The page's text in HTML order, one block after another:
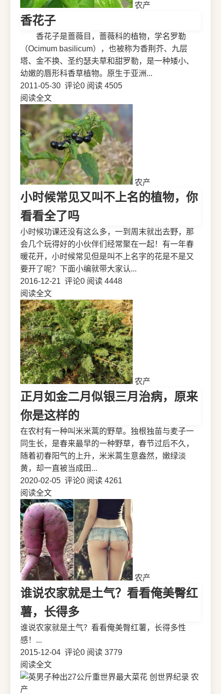
农产
香花子
香花子是蔷薇目，蔷薇科的植物，学名罗勒
（Ocimum basilicum），也被称为香荆芥、九层
塔、金不换、圣约瑟夫草和甜罗勒，是一种矮小、
幼嫩的唇形科香草植物。原生于亚洲...
2011-05-30 评论0 阅读 4505
阅读全文
农产
小时候常见又叫不上名的植物，你
看看全了吗
小时候功课还没有这么多，一到周末就出去野，那
会几个玩得好的小伙伴们经常聚在一起！有一年春
暖花开，小时候常见但是叫不上名字的花是不是又
要开了呢？下面小编就带大家认...
2016-12-21 评论0 阅读 4448
阅读全文
农产
正月如金二月似银三月治病，原来
你是这样的
在农村有一种叫米米蒿的野草。独根独苗与麦子一
同生长，是春来最早的一种野草，春节过后不久，
随着初春阳气的上升，米米蒿生意盎然，嫩绿淡
黄，却一直被当成田...
2020-02-05 评论0 阅读 4261
阅读全文
农产
谁说农家就是土气？看看俺美臀红
薯，长得多
谁说农家就是土气？看看俺美臀红薯，长得多性
感！...
2015-12-04 评论0 阅读 3779
阅读全文
农
产